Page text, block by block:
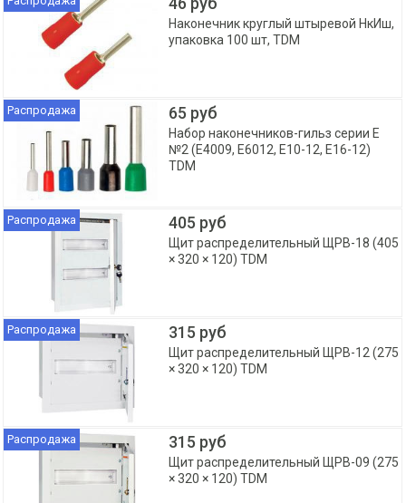
Наконечник круглый штыревой НкИш,
упаковка 100 шт, TDM
Распродажа 65 руб
Набор наконечников-гильз серии Е
№2 (Е4009, Е6012, Е10-12, Е16-12)
TDM
Распродажа 405 руб
Щит распределительный ЩРВ-18 (405
× 320 × 120) TDM
Распродажа 315 руб
Щит распределительный ЩРВ-12 (275
× 320 × 120) TDM
Распродажа 315 руб
Щит распределительный ЩРВ-09 (275
× 320 × 120) TDM